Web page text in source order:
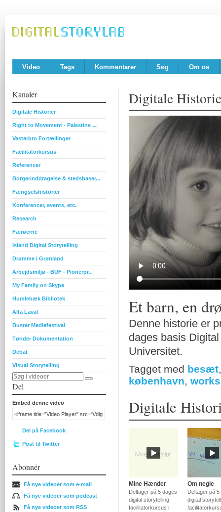
Video Tags Kommentarer Søg Om os
Kanaler
Digitale Historier
Right to Movement - Palestine ...
Vesterbro Fortællinger
Facilitatorkursus
Referencer
Borgerinddragelse & stedsbaser...
Fængselshistorier
Konferencer, events, etc.
Research
Færøerne
Island Digital Storytelling
Drømme i Grønland
Arbejdsmiljø - BUF - Pionerpr...
My Family on Skype
Humlebæk Bibliotek
Alfa Laval
Buster Mediefestival
Tønder Dokumentation
Debat
Visual Storytelling
Del
Embed denne video
Del på Facebook
Post til Twitter
Abonnér
Få nye videoer som e-mail
Få nye videoer som podcast
Få nye videoer som RSS
Digitale
Et barn, en
Denne historie er
dages basis
Universitet.
Tagget med besæt
københavn,
Digitale
Mine Hænder
Deltager på 5 dages
digital storytelling
facilitatorkursus i
Om negle
Deltager på 5
digital